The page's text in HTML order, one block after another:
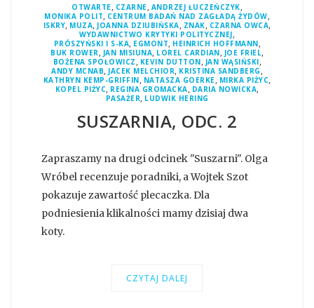
OTWARTE, CZARNE, ANDRZEJ ŁUCZEŃCZYK,
MONIKA POLIT, CENTRUM BADAŃ NAD ZAGŁADĄ ŻYDÓW,
ISKRY, MUZA, JOANNA DZIUBIŃSKA, ZNAK, CZARNA OWCA,
WYDAWNICTWO KRYTYKI POLITYCZNEJ,
PRÓSZYŃSKI I S-KA, EGMONT, HEINRICH HOFFMANN,
BUK ROWER, JAN MISIUNA, LOREL CARDIAN, JOE FRIEL,
BOŻENA SPOŁOWICZ , KEVIN DUTTON, JAN WĄSIŃSKI,
ANDY MCNAB, JACEK MELCHIOR, KRISTINA SANDBERG ,
KATHRYN KEMP-GRIFFIN, NATASZA GOERKE, MIRKA PIŻYC,
KOPEL PIŻYC, REGINA GROMACKA, DARIA NOWICKA,
PASAŻER, LUDWIK HERING
SUSZARNIA, ODC. 2
Zapraszamy na drugi odcinek "Suszarni". Olga
Wróbel recenzuje poradniki, a Wojtek Szot
pokazuje zawartość plecaczka. Dla
podniesienia klikalności mamy dzisiaj dwa
koty.
CZYTAJ DALEJ